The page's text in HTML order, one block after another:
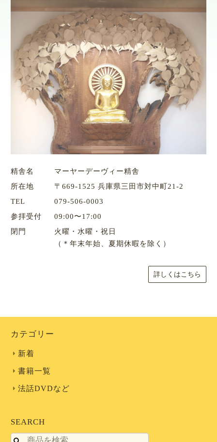
精舎名
マーヤーデーヴィー精舎
所在地
〒669-1525 兵庫県三田市対中町21-2
TEL
079-506-0003
参拝受付
09:00〜17:00
閉門
火曜・水曜・祝日
（＊年末年始、夏期休暇を除く）
詳しくはこちら
カテゴリー
新着
書籍一覧
法話DVDなど
SEARCH